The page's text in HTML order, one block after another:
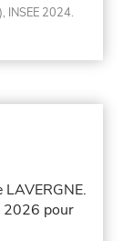
INSEE 2024.
LAVERGNE.
2026 pour